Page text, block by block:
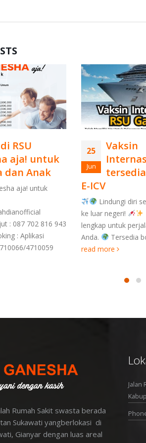
RSU
aja! untuk
dan Anak
aja! untuk
: 087 702 816 943
: Aplikasi
4710059
25
Jun
Vaksin
E-ICV
Lindungi diri
ke luar negeri!
lengkap untuk
Anda.
Tersedia
read more
Rumah Sakit swasta berada
Sukawati yangberlokasi di
Gianyar dengan luas areal
Jalan